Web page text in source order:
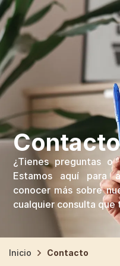
¿Tienes preguntas o
Estamos aquí para
conocer más sobre
cualquier consulta que
Inicio Contacto